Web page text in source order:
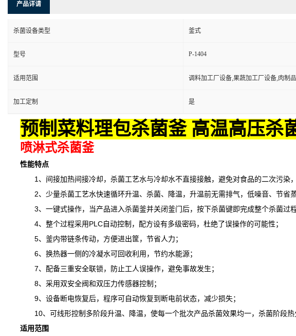
产品详请
杀菌设备类型 釜式
型号 P-1404
适用范围 调料加工厂设备,果蔬加工厂设备,肉制
加工定制 是
预制菜料理包杀菌釜 高温高压杀
喷淋式杀菌釜
性能特点
1、间接加热间接冷却，杀菌工艺水与冷却水不直接接触，避免对食品的二次污染，
2、少量杀菌工艺水快速循环升温、杀菌、降温，升温前无需排气，低噪音、节省蒸
3、一键式操作，当产品进入杀菌釜并关闭釜门后，按下杀菌键即完成整个杀菌过程
4、整个过程采用PLC自动控制，配方设有多级密码，杜绝了误操作的可能性；
5、釜内带链条传动，方便进出筐，节省人力；
6、换热器一侧的冷凝水可回收利用，节约水能源；
7、配备三重安全联锁，防止工人误操作，避免事故发生；
8、采用双安全阀和双压力传感器控制；
9、设备断电恢复后，程序可自动恢复到断电前状态，减少损失；
10、可线形控制多阶段升温、降温， 使每一个批次产品杀菌效果均一，杀菌阶段
适用范围